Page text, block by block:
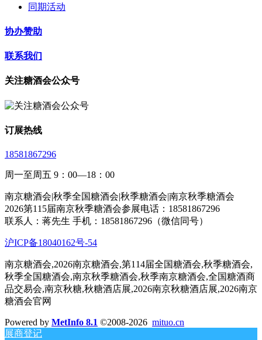
同期活动
协办赞助
联系我们
关注糖酒会公众号
订展热线
18581867296
周一至周五 9：00—18：00
南京糖酒会|秋季全国糖酒会|秋季糖酒会|南京秋季糖酒会
2026第115届南京秋季糖酒会参展电话：18581867296
联系人：蒋先生 手机：18581867296（微信同号）
沪ICP备18040162号-54
南京糖酒会,2026南京糖酒会,第114届全国糖酒会,秋季糖酒会,
秋季全国糖酒会,南京秋季糖酒会,秋季南京糖酒会,全国糖酒商
品交易会,南京秋糖,秋糖酒店展,2026南京秋糖酒店展,2026南京
糖酒会官网
Powered by MetInfo 8.1 ©2008-2026 mituo.cn
展商登记